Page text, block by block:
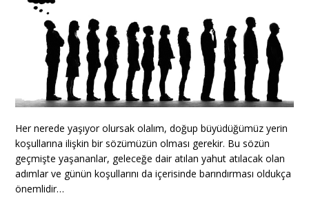
Her nerede yaşıyor olursak olalım, doğup büyüdüğümüz yerin
koşullarına ilişkin bir sözümüzün olması gerekir. Bu sözün
geçmişte yaşananlar, geleceğe dair atılan yahut atılacak olan
adımlar ve günün koşullarını da içerisinde barındırması oldukça
önemlidir…